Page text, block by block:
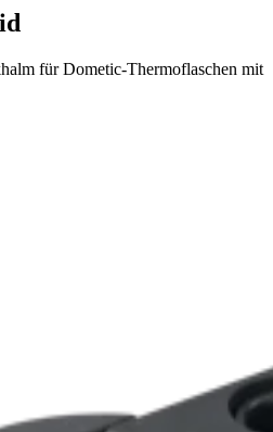
für Dometic-Thermoflaschen mit